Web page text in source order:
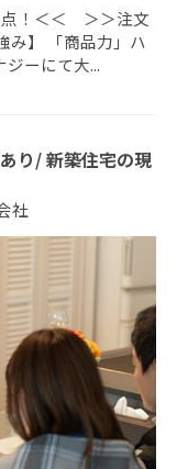
点！＜＜ ＞＞注文
み】 「商品力」ハ
ーにて大...
り/ 新築住宅の現
社